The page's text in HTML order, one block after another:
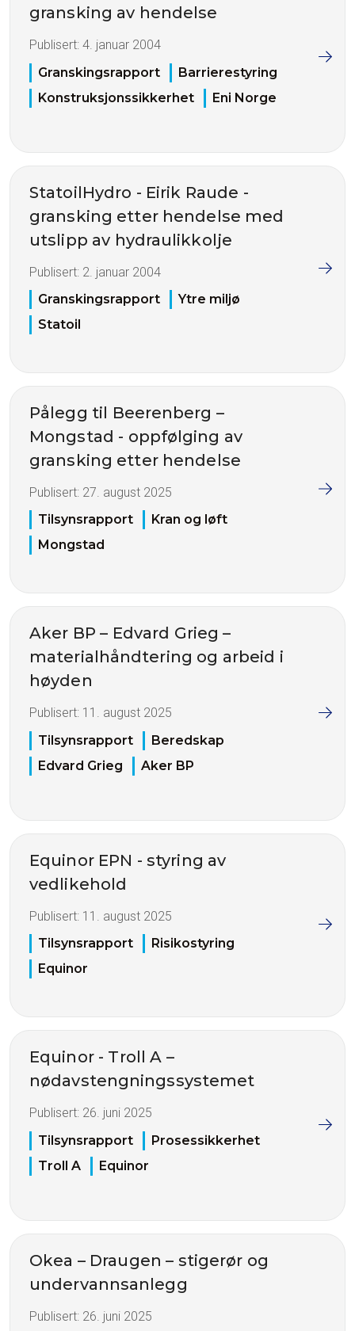
gransking av hendelse
Publisert: 4. januar 2004
Granskingsrapport
Barrierestyring
Konstruksjonssikkerhet
Eni Norge
StatoilHydro - Eirik Raude -
gransking etter hendelse med
utslipp av hydraulikkolje
Publisert: 2. januar 2004
Granskingsrapport
Ytre miljø
Statoil
Pålegg til Beerenberg –
Mongstad - oppfølging av
gransking etter hendelse
Publisert: 27. august 2025
Tilsynsrapport
Kran og løft
Mongstad
Aker BP – Edvard Grieg –
materialhåndtering og arbeid i
høyden
Publisert: 11. august 2025
Tilsynsrapport
Beredskap
Edvard Grieg
Aker BP
Equinor EPN - styring av
vedlikehold
Publisert: 11. august 2025
Tilsynsrapport
Risikostyring
Equinor
Equinor - Troll A –
nødavstengningssystemet
Publisert: 26. juni 2025
Tilsynsrapport
Prosessikkerhet
Troll A
Equinor
Okea – Draugen – stigerør og
undervannsanlegg
Publisert: 26. juni 2025